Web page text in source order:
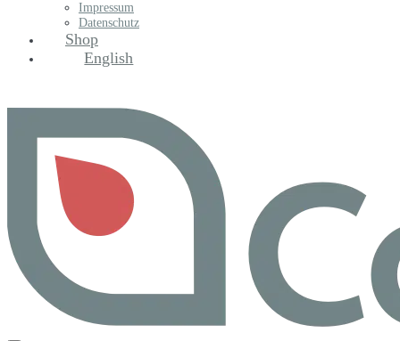
Impressum
Datenschutz
Shop
English